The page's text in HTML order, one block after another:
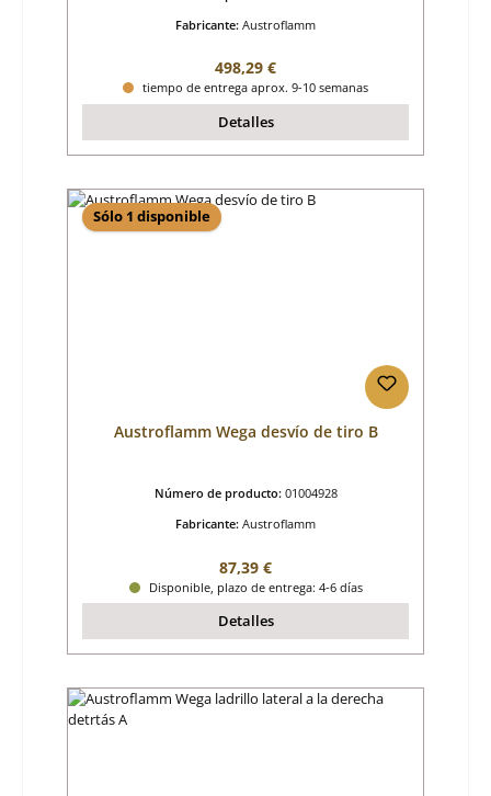
Fabricante: Austroflamm
Precio normal:
498,29 €
tiempo de entrega aprox. 9-10 semanas
Detalles
Sólo 1 disponible
Austroflamm Wega desvío de tiro B
Número de producto: 01004928
Fabricante: Austroflamm
Precio normal:
87,39 €
Disponible, plazo de entrega: 4-6 días
Detalles